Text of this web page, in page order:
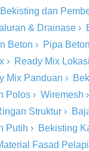
dan
& Drainase ›
Beton › Pipa Beton
› Ready Mix Lokasi
Mix Panduan ›
Polos › Wiremesh ›
Struktur ›
Putih › Bekisting
Fasad